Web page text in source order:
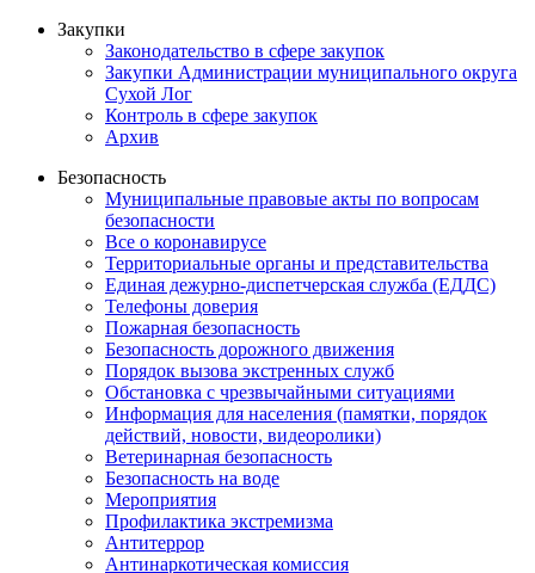
Закупки
Законодательство в сфере закупок
Закупки Администрации муниципального округа
Сухой Лог
Контроль в сфере закупок
Архив
Безопасность
Муниципальные правовые акты по вопросам
безопасности
Все о коронавирусе
Территориальные органы и представительства
Единая дежурно-диспетчерская служба (ЕДДС)
Телефоны доверия
Пожарная безопасность
Безопасность дорожного движения
Порядок вызова экстренных служб
Обстановка с чрезвычайными ситуациями
Информация для населения (памятки, порядок
действий, новости, видеоролики)
Ветеринарная безопасность
Безопасность на воде
Мероприятия
Профилактика экстремизма
Антитеррор
Антинаркотическая комиссия